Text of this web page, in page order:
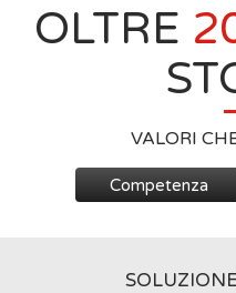
OLTRE
VALORI
Competenza